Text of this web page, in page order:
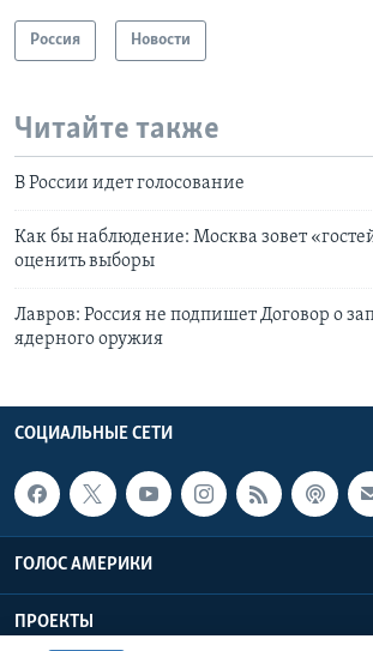
Россия Новости
Читайте также
В России идет голосование
Как бы наблюдение: Москва зовет
оценить выборы
Лавров: Россия не подпишет Договор о
ядерного оружия
СОЦИАЛЬНЫЕ СЕТИ
ГОЛОС АМЕРИКИ
ПРОЕКТЫ